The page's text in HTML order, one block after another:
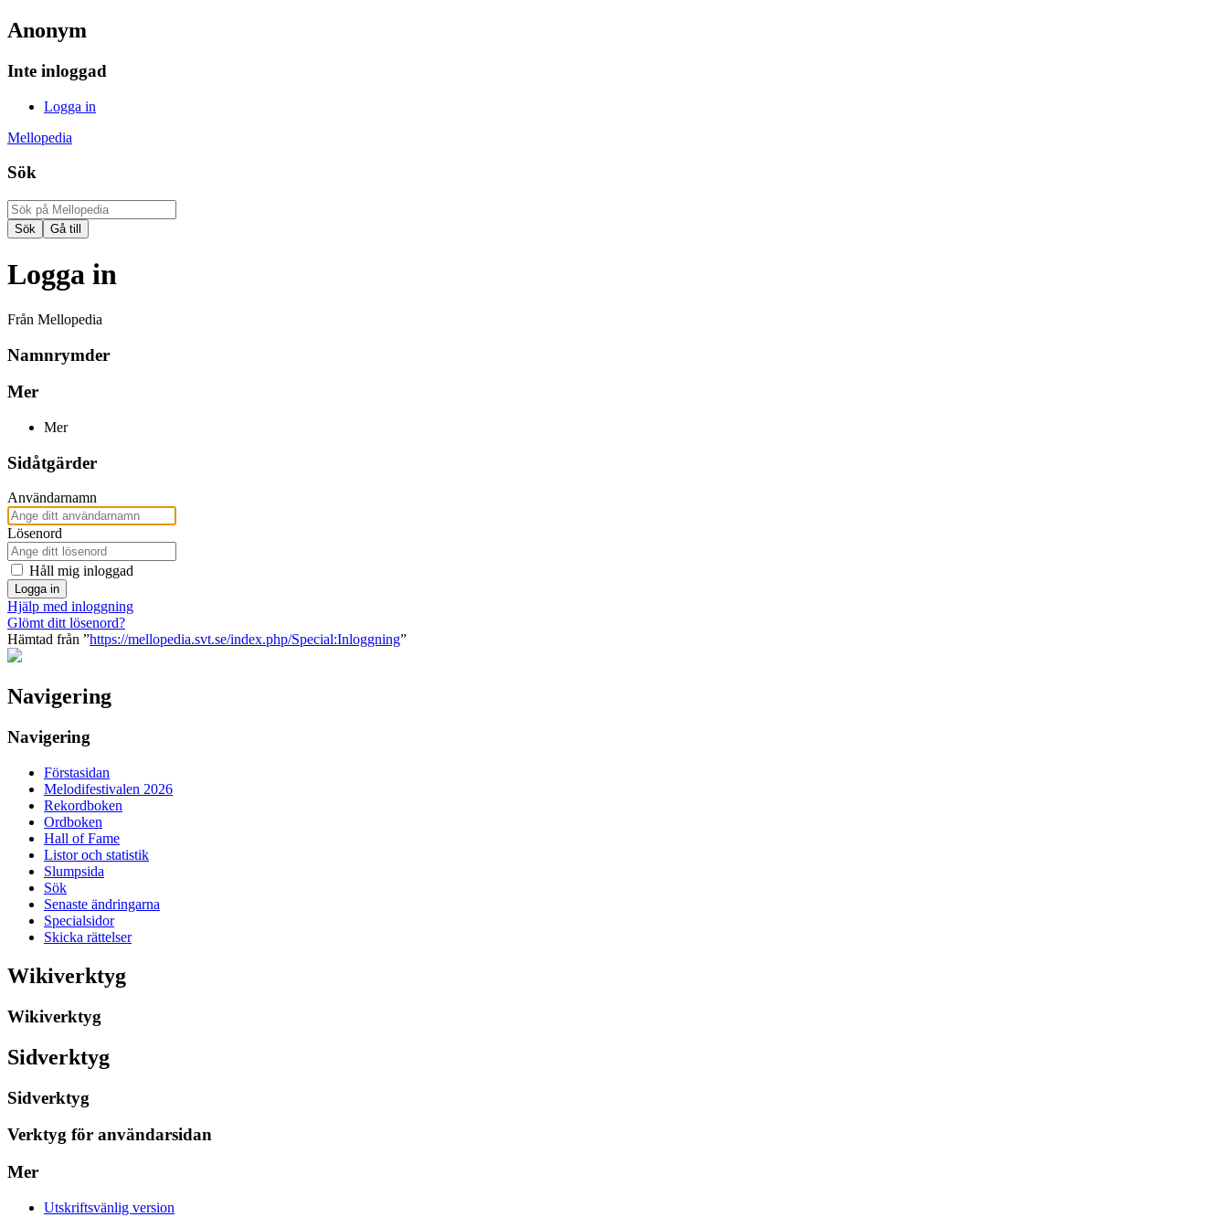
Anonym
Inte inloggad
Logga in
Mellopedia
Sök
Logga in
Från Mellopedia
Namnrymder
Mer
Mer
Sidåtgärder
Användarnamn
Lösenord
Håll mig inloggad
Logga in
Hjälp med inloggning
Glömt ditt lösenord?
Hämtad från ”https://mellopedia.svt.se/index.php/Special:Inloggning”
Navigering
Navigering
Förstasidan
Melodifestivalen 2026
Rekordboken
Ordboken
Hall of Fame
Listor och statistik
Slumpsida
Sök
Senaste ändringarna
Specialsidor
Skicka rättelser
Wikiverktyg
Wikiverktyg
Sidverktyg
Sidverktyg
Verktyg för användarsidan
Mer
Utskriftsvänlig version